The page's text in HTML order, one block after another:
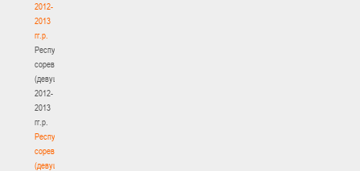
2012-
2013
гг.р.
Республиканские
соревнования
(девушки)
2012-
2013
гг.р.
Республиканские
соревнования
(девушки)